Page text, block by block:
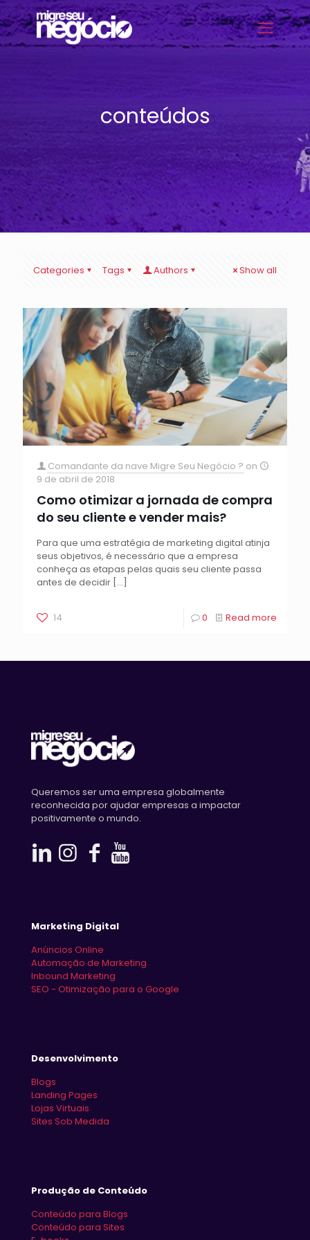
conteúdos
Categories Tags Authors Show all
Comandante da nave Migre Seu Negócio ? on
9 de abril de 2018
Como otimizar a jornada de compra
do seu cliente e vender mais?
Para que uma estratégia de marketing digital atinja
seus objetivos, é necessário que a empresa
conheça as etapas pelas quais seu cliente passa
antes de decidir […]
14 0 Read more
Queremos ser uma empresa globalmente
reconhecida por ajudar empresas a impactar
positivamente o mundo.
Marketing Digital
Anúncios Online
Automação de Marketing
Inbound Marketing
SEO - Otimização para o Google
Desenvolvimento
Blogs
Landing Pages
Lojas Virtuais
Sites Sob Medida
Produção de Conteúdo
Conteúdo para Blogs
Conteúdo para Sites